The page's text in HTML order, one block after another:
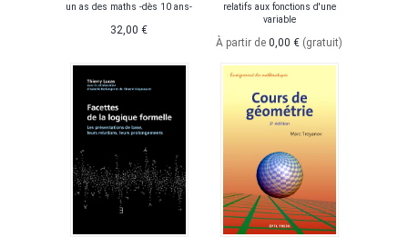
un as des maths -dès 10 ans-
32,00 €
relatifs aux fonctions d'une
variable
À partir de 0,00 € (gratuit)